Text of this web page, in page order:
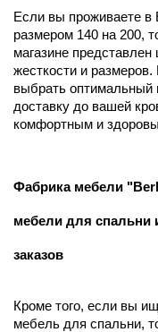
Если вы проживаете в
размером 140 на 200,
магазине
жесткости и
выбрать оптимальный
доставку до вашей
комфортным и
Фабрика мебели
мебели для спальни
заказов
Кроме того, если вы
мебель для спальни,